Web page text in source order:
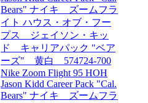
Nike Zoom Flight 95 HOH
Jason Kidd Career Pack "Cal.
Bears" ナイキ ズームフラ